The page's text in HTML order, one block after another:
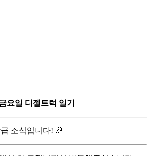
요일 디젤트럭 일기
소식입니다! 🎉